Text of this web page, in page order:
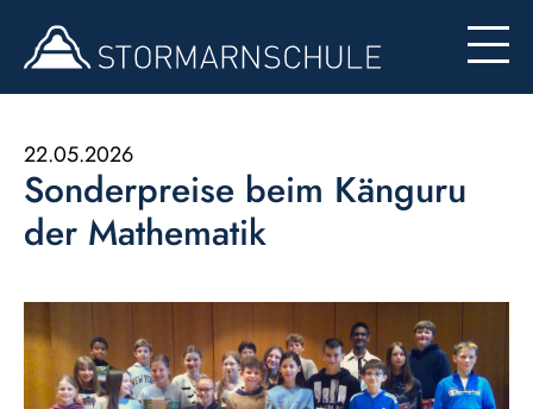
Begabten- und Begabungsförderung (LemaS)
Berufsinfo
Konzept zur Nutzung der Ipads
Für Eltern
Formulare
22.05.2026
Sonderpreise beim Känguru
der Mathematik